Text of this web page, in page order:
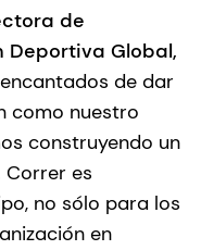
de
Global,
de dar
como nuestro
construyendo un
es
no sólo para los
en